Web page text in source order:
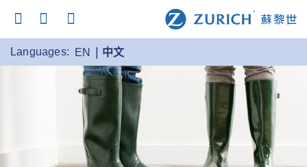
Languages: EN 中文